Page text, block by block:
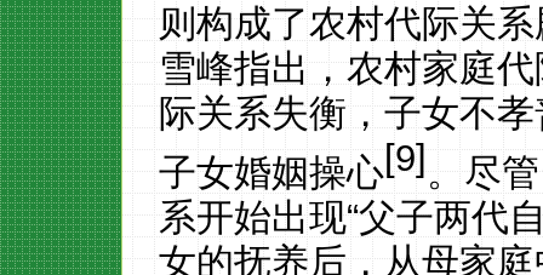
则构成了农村代际关
雪峰指出，农村家庭
际关系失衡，子女不
子女婚姻操心[9]。尽
系开始出现“父子两代
女的抚养后，从母家